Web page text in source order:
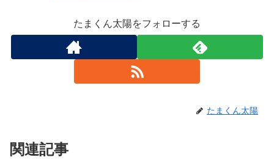
たまくん太陽をフォローする
たまくん太陽
関連記事